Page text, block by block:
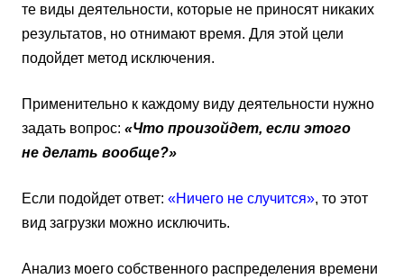
те виды деятельности, которые не приносят никаких
результатов, но отнимают время. Для этой цели
подойдет метод исключения.
Применительно к каждому виду деятельности нужно
задать вопрос: «Что произойдет, если этого
не делать вообще?»
Если подойдет ответ: «Ничего не случится», то этот
вид загрузки можно исключить.
Анализ моего собственного распределения времени